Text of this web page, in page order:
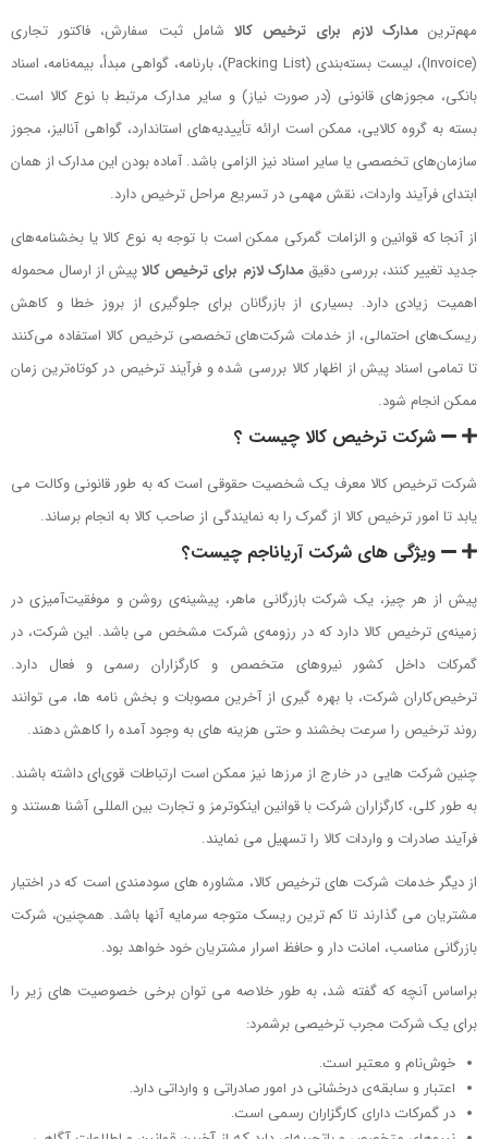
مهم‌ترینمدارک لازم برای ترخیص کالا شامل ثبت سفارش، فاکتور تجاری
(Invoice)، لیست بسته‌بندی (Packing List)، بارنامه، گواهی مبدأ، بیمه‌نامه، اسناد
بانکی، مجوزهای قانونی (در صورت نیاز) و سایر مدارک مرتبط با نوع کالا است.
بسته به گروه کالایی، ممکن است ارائه تأییدیه‌های استاندارد، گواهی آنالیز، مجوز
سازمان‌های تخصصی یا سایر اسناد نیز الزامی باشد. آماده بودن این مدارک از همان
ابتدای فرآیند واردات، نقش مهمی در تسریع مراحل ترخیص دارد.
از آنجا که قوانین و الزامات گمرکی ممکن است با توجه به نوع کالا یا بخشنامه‌های
جدید تغییر کنند، بررسی دقیقمدارک لازم برای ترخیص کالاپیش از ارسال محموله
اهمیت زیادی دارد. بسیاری از بازرگانان برای جلوگیری از بروز خطا و کاهش
ریسک‌های احتمالی، از خدمات شرکت‌های تخصصی ترخیص کالا استفاده می‌کنند
تا تمامی اسناد پیش از اظهار کالا بررسی شده و فرآیند ترخیص در کوتاه‌ترین زمان
ممکن انجام شود.
شرکت ترخیص کالا چیست ؟
شرکت ترخیص کالا معرف یک شخصیت حقوقی است که به طور قانونی وکالت می
یابد تا امور ترخیص کالا از گمرک را به نمایندگی از صاحب کالا به انجام برساند.
ویژگی های شرکت آریاناجم چیست؟
پیش از هر چیز، یک شرکت بازرگانی ماهر، پیشینه‌ی روشن و موفقیت‌آمیزی در
زمینه‌ی ترخیص کالا دارد که در رزومه‌ی شرکت مشخص می باشد. این شرکت، در
گمرکات داخل کشور نیروهای متخصص و کارگزاران رسمی و فعال دارد.
ترخیص‌کاران شرکت، با بهره گیری از آخرین مصوبات و بخش نامه ها، می توانند
روند ترخیص را سرعت بخشند و حتی هزینه های به وجود آمده را کاهش دهند.
چنین شرکت هایی در خارج از مرزها نیز ممکن است ارتباطات قوی‌ای داشته باشند.
به طور کلی، کارگزاران شرکت با قوانین اینکوترمز و تجارت بین المللی آشنا هستند و
فرآیند صادرات و واردات کالا را تسهیل می نمایند.
از دیگر خدمات شرکت های ترخیص کالا، مشاوره های سودمندی است که در اختیار
مشتریان می گذارند تا کم ترین ریسک متوجه‌ سرمایه آنها باشد. همچنین، شرکت
بازرگانی مناسب، امانت دار و حافظ اسرار مشتریان خود خواهد بود.
براساس آنچه که گفته شد، به طور خلاصه می توان برخی خصوصیت های زیر را
برای یک شرکت مجرب ترخیصی برشمرد:
خوش‌نام و معتبر است.
اعتبار و سابقه‌ی درخشانی در امور صادراتی و وارداتی دارد.
در گمرکات دارای کارگزاران رسمی است.